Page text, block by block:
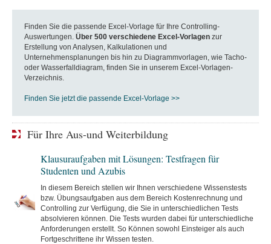
Finden Sie die passende Excel-Vorlage für Ihre Controlling-
Auswertungen. Über 500 verschiedene Excel-Vorlagen zur
Erstellung von Analysen, Kalkulationen und
Unternehmensplanungen bis hin zu Diagrammvorlagen, wie Tacho-
oder Wasserfalldiagram, finden Sie in unserem Excel-Vorlagen-
Verzeichnis.
Finden Sie jetzt die passende Excel-Vorlage >>
Für Ihre Aus-und Weiterbildung
Klausuraufgaben mit Lösungen: Testfragen für
Studenten und Azubis
In diesem Bereich stellen wir Ihnen verschiedene Wissenstests
bzw. Übungsaufgaben aus dem Bereich Kostenrechnung und
Controlling zur Verfügung, die Sie in unterschiedlichen Tests
absolvieren können. Die Tests wurden dabei für unterschiedliche
Anforderungen erstellt. So Können sowohl Einsteiger als auch
Fortgeschrittene ihr Wissen testen.